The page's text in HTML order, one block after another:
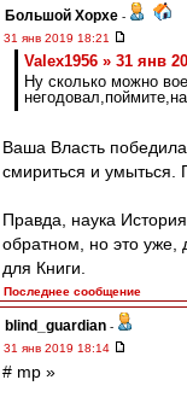
Большой Хорхе -
31 янв 2019 18:21
Valex1956 » 31 янв
Ну сколько можно
Ваша Власть
смириться и умыться.
Правда, наука
обратном, но это уже,
для Книги.
Последнее сообщение
blind_guardian -
31 янв 2019 18:14
# mp »